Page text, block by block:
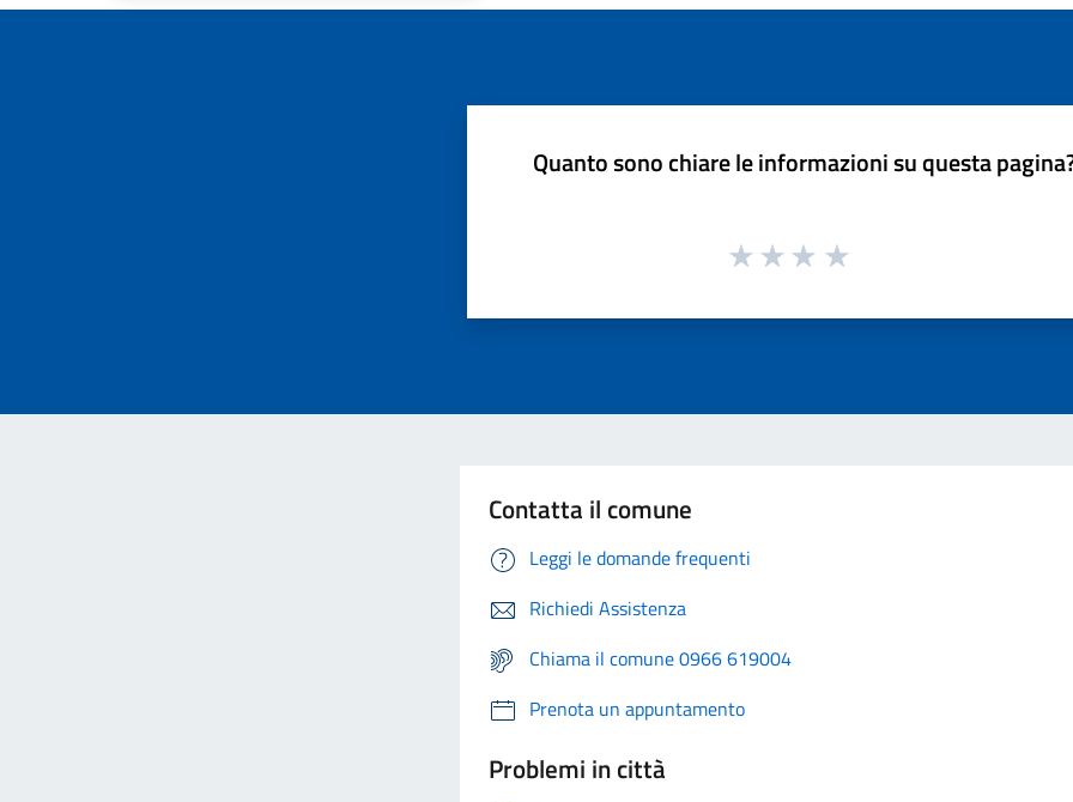
Quanto sono chiare le informazioni su questa
Contatta il comune
Leggi le domande frequenti
Richiedi Assistenza
Chiama il comune 0966 619004
Prenota un appuntamento
Problemi in città